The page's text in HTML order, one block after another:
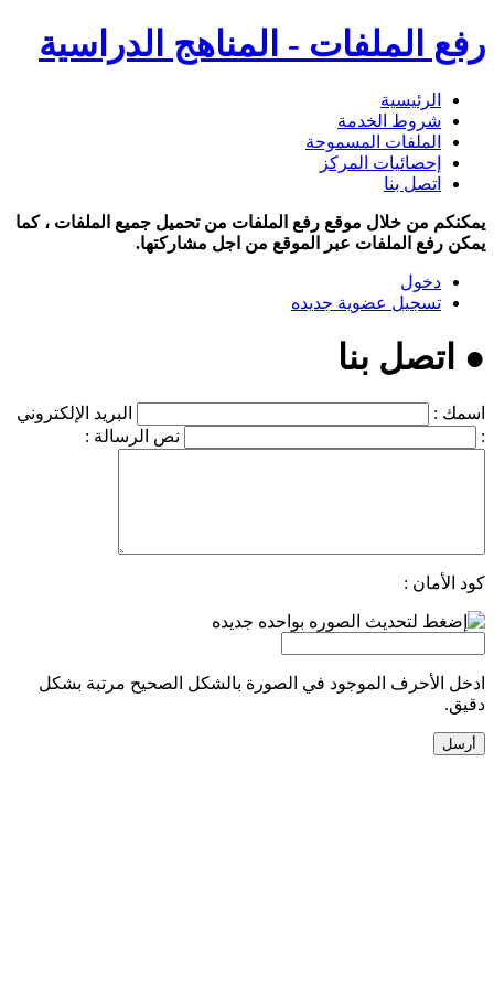
رفع الملفات - المناهج الدراسية
الرئيسية
شروط الخدمة
الملفات المسموحة
إحصائيات المركز
اتصل بنا
يمكنكم من خلال موقع رفع الملفات من تحميل جميع الملفات ، كما
يمكن رفع الملفات عبر الموقع من اجل مشاركتها.
دخول
تسجيل عضوية جديده
● اتصل بنا
اسمك :
البريد الإلكتروني
:
نص الرسالة :
كود الأمان :
ادخل الأحرف الموجود في الصورة بالشكل الصحيح مرتبة بشكل
دقيق.